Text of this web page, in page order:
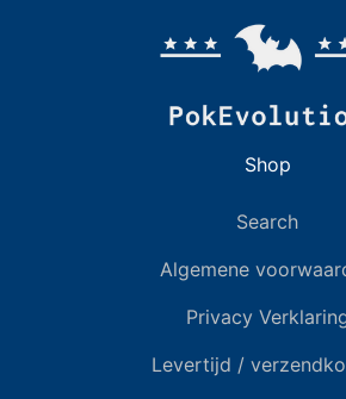
Shop
Search
Algemene
Privacy
Levertijd /